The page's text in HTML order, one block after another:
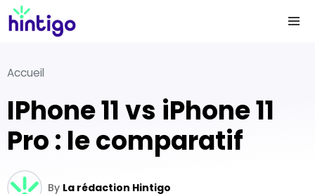
Accueil
iPhone 11 vs iPhone 11
Pro : le comparatif
By La rédaction Hintigo